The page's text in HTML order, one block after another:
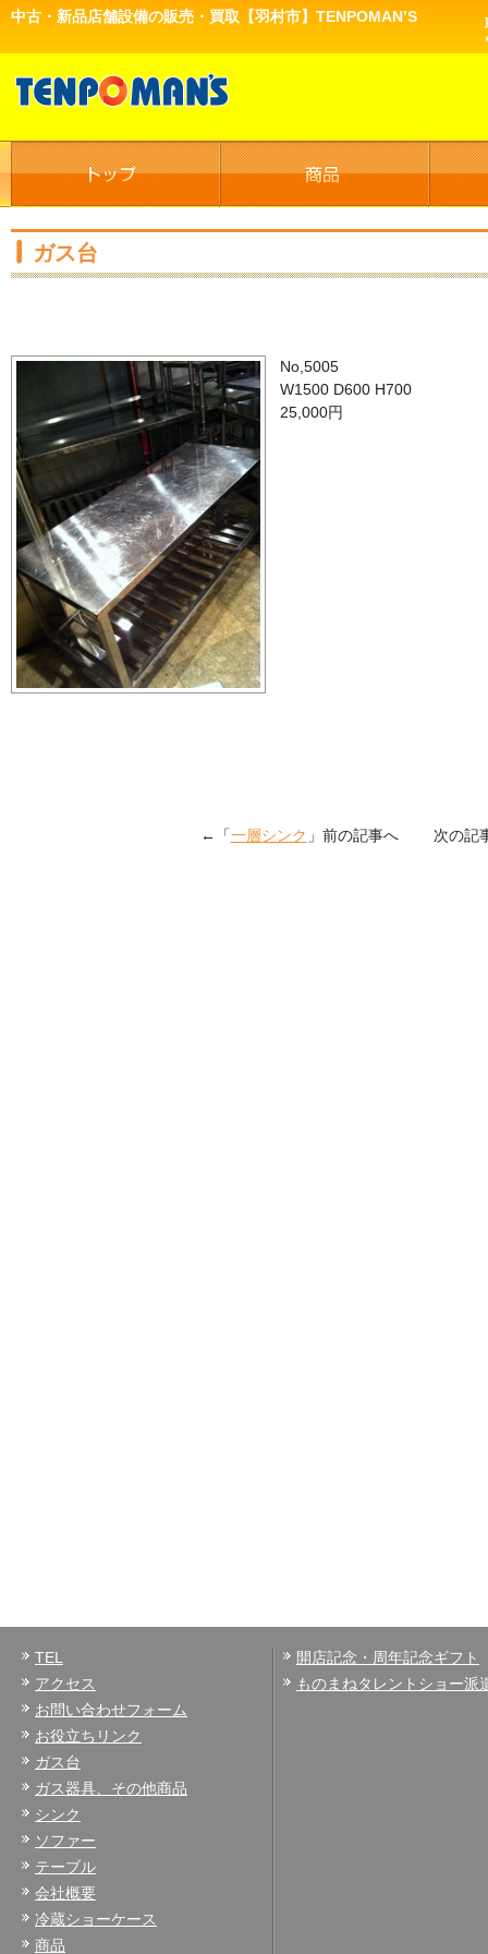
中古・新品店舗設備の販売・買取【羽村市】TENPOMAN’S
ガス台
No,5005
W1500 D600 H700
25,000円
←「一層シンク 」前の記事へ 次の記
TEL
アクセス
お問い合わせフォーム
お役立ちリンク
ガス台
ガス器具、その他商品
シンク
ソファー
テーブル
会社概要
冷蔵ショーケース
商品
開店記念・周年記念ギフト
ものまねタレントショー派